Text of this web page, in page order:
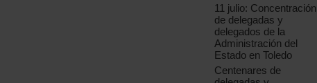
11 julio: Concentración
de delegadas y
delegados de la
Administración del
Estado en Toledo
Centenares de